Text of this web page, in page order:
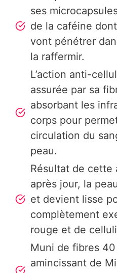
ses
de la caféine
vont pénétrer
la raffermir.
L’action anti-
assurée par sa
absorbant les
corps pour
circulation du
peau.
Résultat de cette
après jour, la
et devient lisse
complètement
rouge et de
Muni de fibres
amincissant de